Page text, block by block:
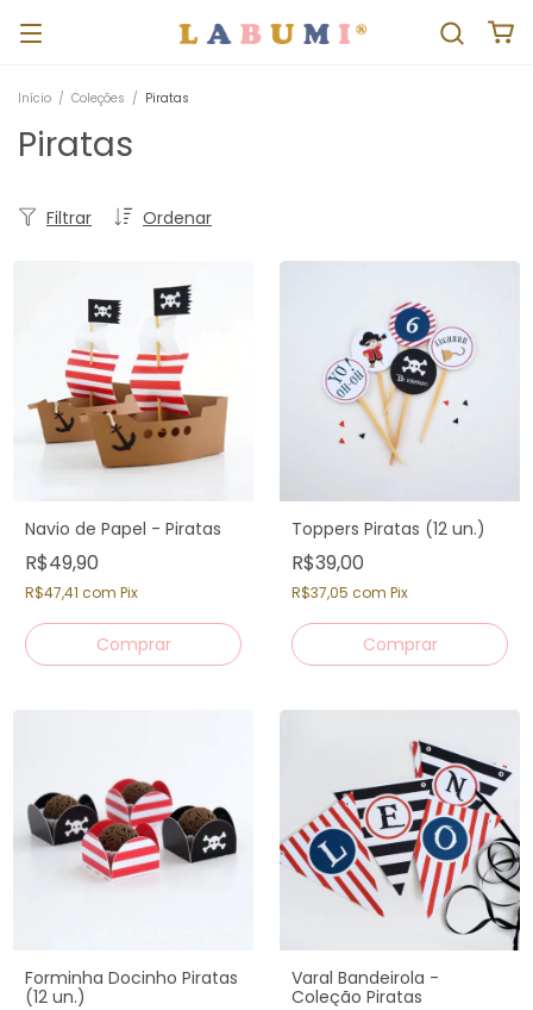
Início / Coleções / Piratas
Piratas
Ordenar
Filtrar
Navio de Papel - Piratas
R$49,90
R$47,41 com Pix
Comprar
Toppers Piratas (12 un.)
R$39,00
R$37,05 com Pix
Forminha Docinho Piratas
(12 un.)
Varal Bandeirola -
Coleção Piratas